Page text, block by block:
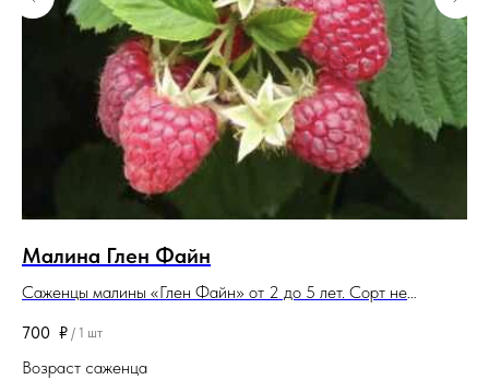
Малина Глен Файн
Саженцы малины «Глен Файн» от 2 до 5 лет. Сорт не
поставляются в контейнерах (горшках).
700 ₽ / 1 шт
Возраст саженца